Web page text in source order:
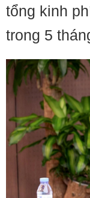
tổng kinh
trong 5